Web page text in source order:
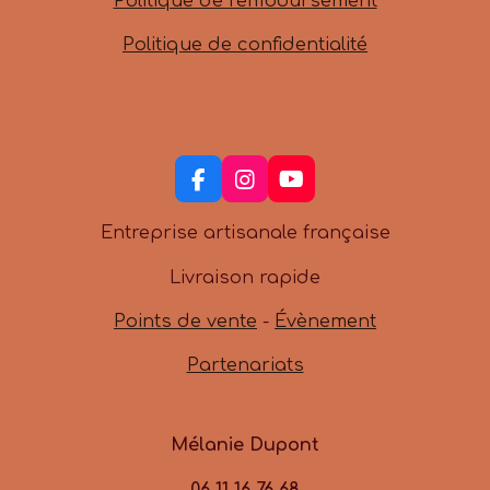
Politique de confidentialité
F
a
c
b
k
I
n
s
a
a
Y
o
u
u
e
Entreprise artisanale française
Livraison rapide
Points de vente - Évènement
Partenariats
Mélanie Dupont